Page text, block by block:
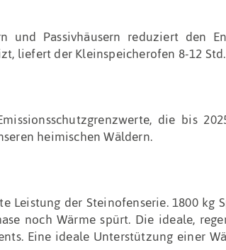
Passivhäusern reduziert den
liefert der Kleinspeicherofen 8-12
die bis
heimischen Wäldern.
der Steinofenserie. 1800 kg
noch Wärme spürt. Die ideale,
Eine ideale Unterstützung einer